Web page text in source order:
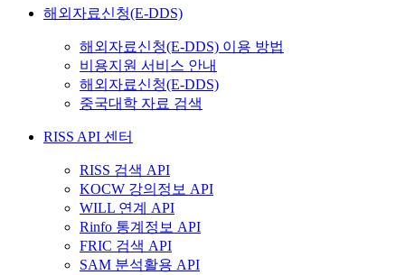
해외자료신청(E-DDS)
해외자료신청(E-DDS) 이용 방법
비용지원 서비스 안내
해외자료신청(E-DDS)
중국대학 자료 검색
RISS API 센터
RISS 검색 API
KOCW 강의정보 API
WILL 연계 API
Rinfo 통계정보 API
FRIC 검색 API
SAM 분석활용 API